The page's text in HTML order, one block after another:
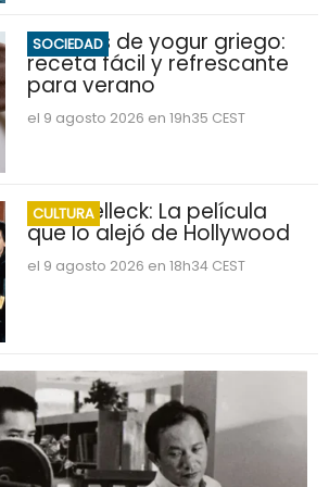
SOCIEDAD
Helados de yogur griego:
receta fácil y refrescante
para verano
el 9 agosto 2026 en 19h35 CEST
CULTURA
Tom Selleck: La película
que lo alejó de Hollywood
el 9 agosto 2026 en 18h34 CEST